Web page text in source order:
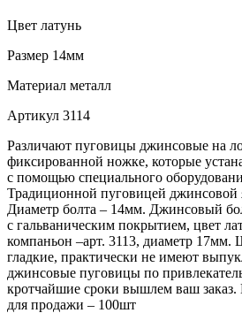
Цвет латунь
Размер 14мм
Материал металл
Артикул 3114
Различают пуговицы джинсовые на
фиксированной ножке, которые
с помощью специального
Традиционной пуговицей джинсовой
Диаметр болта – 14мм. Джинсовый
с гальваническим покрытием, цвет
компаньон –арт. 3113, диаметр 17мм.
гладкие, практически не имеют
джинсовые пуговицы по
кротчайшие сроки вышлем ваш
для продажи – 100шт